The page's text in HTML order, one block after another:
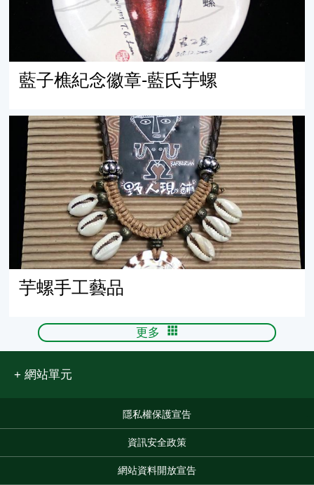
藍子樵紀念徽章-藍氏芋螺
芋螺手工藝品
芋螺手工藝品
更多
網站單元
隱私權保護宣告
資訊安全政策
網站資料開放宣告